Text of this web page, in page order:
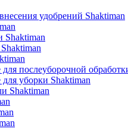
удобрений Shaktiman
Shaktiman
послеуборочной
уборки Shaktiman
Shaktiman